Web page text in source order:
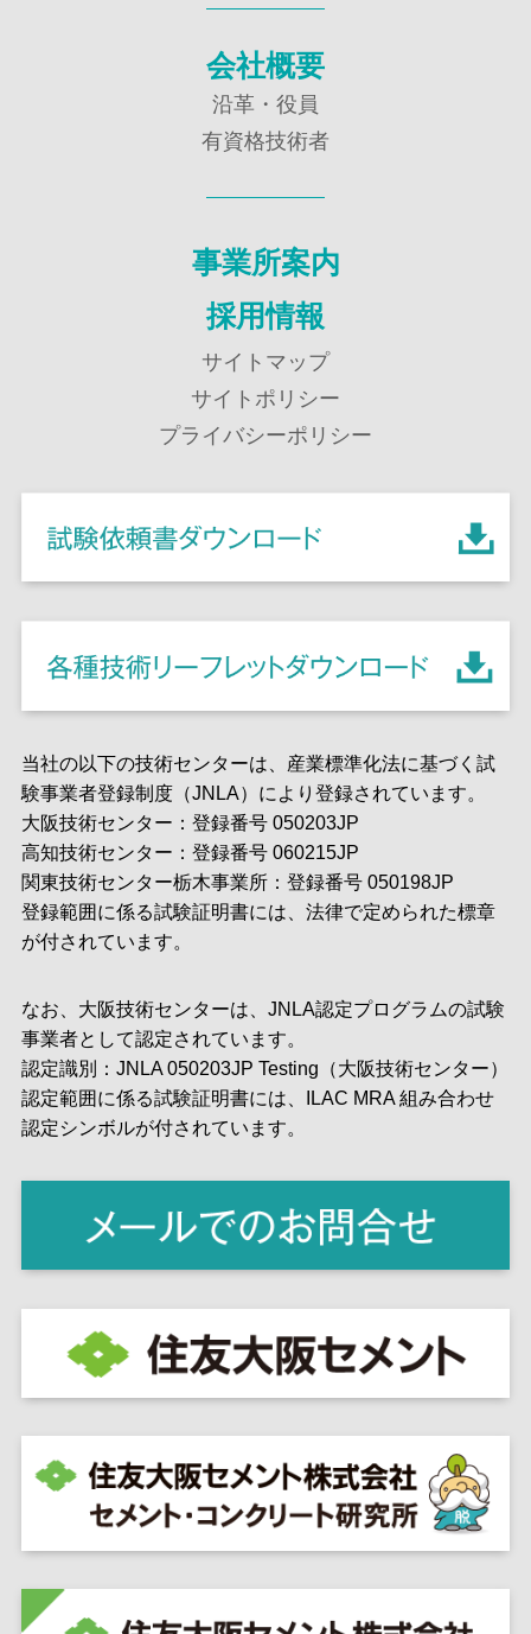
会社概要
沿革・役員
有資格技術者
事業所案内
採用情報
サイトマップ
サイトポリシー
プライバシーポリシー
当社の以下の技術センターは、産業標準化法に基づく試
験事業者登録制度（JNLA）により登録されています。
大阪技術センター：登録番号 050203JP
高知技術センター：登録番号 060215JP
関東技術センター栃木事業所：登録番号 050198JP
登録範囲に係る試験証明書には、法律で定められた標章
が付されています。
なお、大阪技術センターは、JNLA認定プログラムの試験
事業者として認定されています。
認定識別：JNLA 050203JP Testing（大阪技術センター）
認定範囲に係る試験証明書には、ILAC MRA 組み合わせ
認定シンボルが付されています。